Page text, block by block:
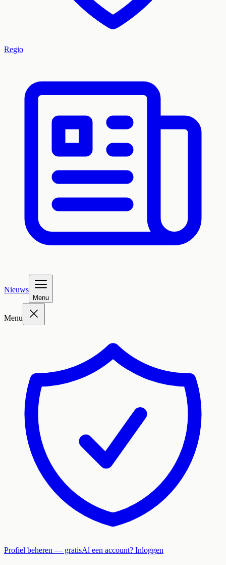
Regio
Nieuws
Menu
Menu
Profiel beheren — gratisAl een account? Inloggen